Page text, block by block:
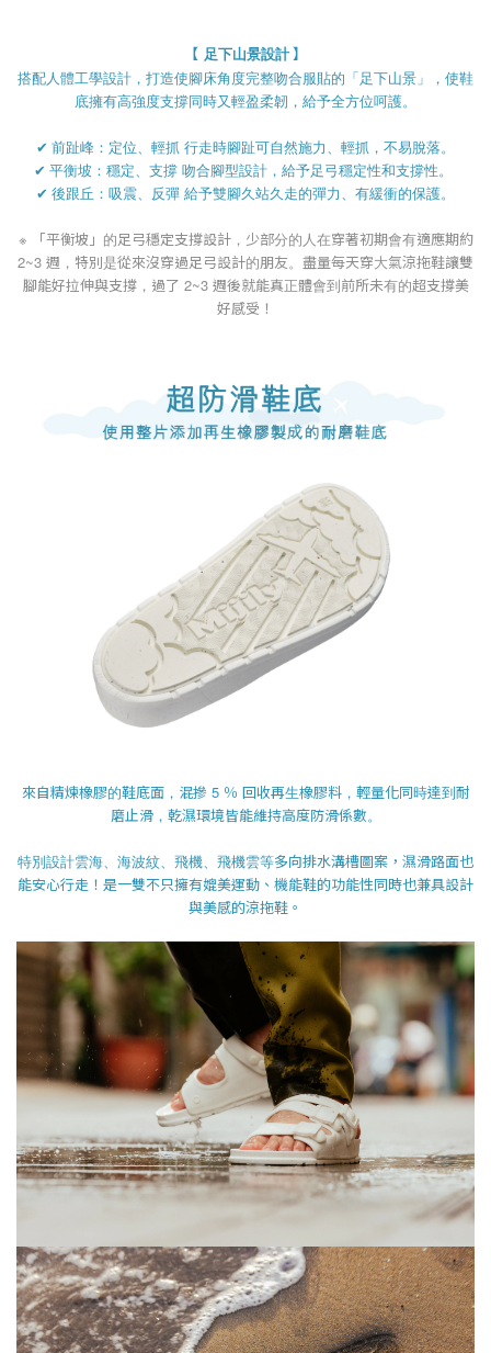
【 足下山景設計】
搭配人體工學設計，打造使腳床角度完整吻合服貼的「足下山景」，使鞋
底擁有高強度支撐同時又輕盈柔韌，給予全方位呵護。
✔ 前趾峰：定位、輕抓 行走時腳趾可自然施力、輕抓，不易脫落。
✔ 平衡坡：穩定、支撐 吻合腳型設計，給予足弓穩定性和支撐性。
✔ 後跟丘：吸震、反彈 給予雙腳久站久走的彈力、有緩衝的保護。
※ 「平衡坡」的足弓穩定支撐設計， 少部分的人在穿著初期會有適應期約
2~3 週 ，特別是從來沒穿過足弓設計的朋友。 盡量每天穿大氣涼拖鞋讓雙
腳能好拉伸與支撐，過了 2~3 週後就能真正體會到前所未有的超支撐美
好感受！
來自精煉橡膠的鞋底面，混摻 5 ％ 回收再生橡膠料，輕量化同時達到耐
磨止滑，乾濕環境皆能維持高度防滑係數。
特別設計雲海、海波紋、飛機、飛機雲等多向排水溝槽圖案，濕滑路面也
能安心行走！是一雙不只擁有媲美運動、機能鞋的功能性同時也兼具設計
與美感的涼拖鞋。